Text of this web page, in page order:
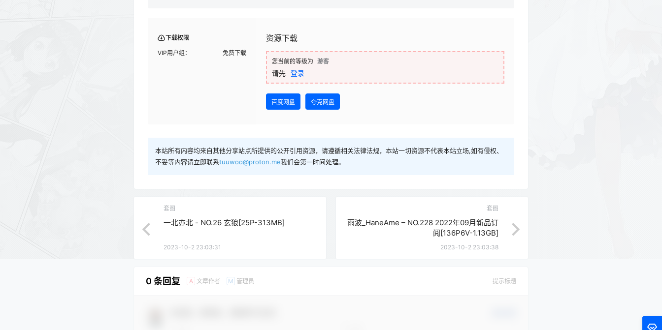
下载权限
VIP用户组： 免费下载
资源下载
您当前的等级为 游客
请先 登录
百度网盘 夸克网盘
本站所有内容均来自其他分享站点所提供的公开引用资源，请遵循相关法律法规，本站一切资源不代表本站立场,如有侵权、
不妥等内容请立即联系tuuwoo@proton.me我们会第一时间处理。
套图
一北亦北 - NO.26 玄狼[25P-313MB]
2023-10-2 23:03:31
套图
雨波_HaneAme – NO.228 2022年09月新品订
阅[136P6V-1.13GB]
2023-10-2 23:03:38
0 条回复 A 文章作者 M 管理员 提示标题